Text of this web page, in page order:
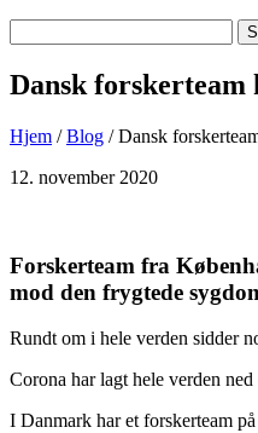
efter
Dansk
Hjem /Blog / Dansk
12. november 2020
Forskerteam fra
mod den frygtede
Rundt om i hele verden sidder
Corona har lagt hele verden
I Danmark har et forskerteam